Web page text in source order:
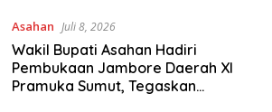
Asahan Juli 8, 2026
Wakil Bupati Asahan Hadiri
Pembukaan Jambore Daerah XI
Pramuka Sumut, Tegaskan